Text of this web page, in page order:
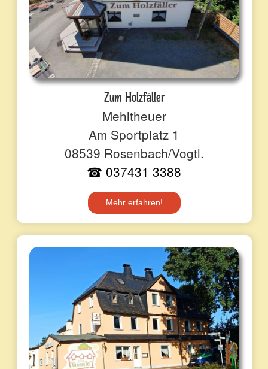
Zum Holzfäller
Mehltheuer
Am Sportplatz 1
08539 Rosenbach/Vogtl.
☎ 037431 3388
Mehr erfahren!